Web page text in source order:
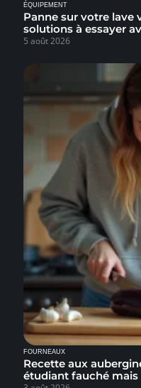
ÉQUIPEMENT
Panne sur votre lave
solutions à essayer
5 août 2026
FOURNEAUX
Recette aux
étudiant fauché